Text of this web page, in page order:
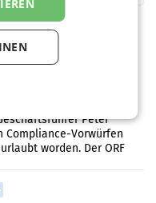
abberufen und
Peter
Compliance-Vorwürfen
worden. Der ORF